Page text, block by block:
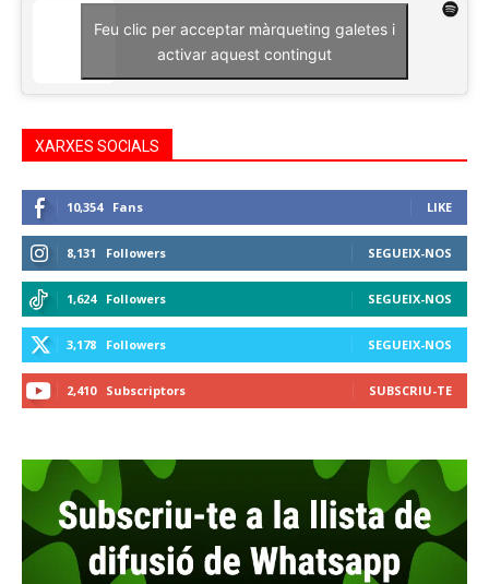
Feu clic per acceptar màrqueting galetes i
activar aquest contingut
XARXES SOCIALS
10,354 Fans LIKE
8,131 Followers SEGUEIX-NOS
1,624 Followers SEGUEIX-NOS
3,178 Followers SEGUEIX-NOS
2,410 Subscriptors SUBSCRIU-TE